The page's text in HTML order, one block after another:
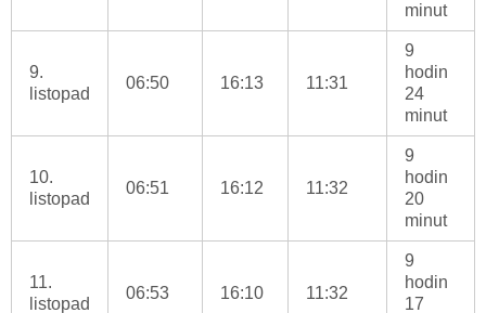
minut
9.
listopad
06:50 16:13 11:31
9
hodin
24
minut
10.
listopad
06:51 16:12 11:32
9
hodin
20
minut
11.
listopad
06:53 16:10 11:32
9
hodin
17